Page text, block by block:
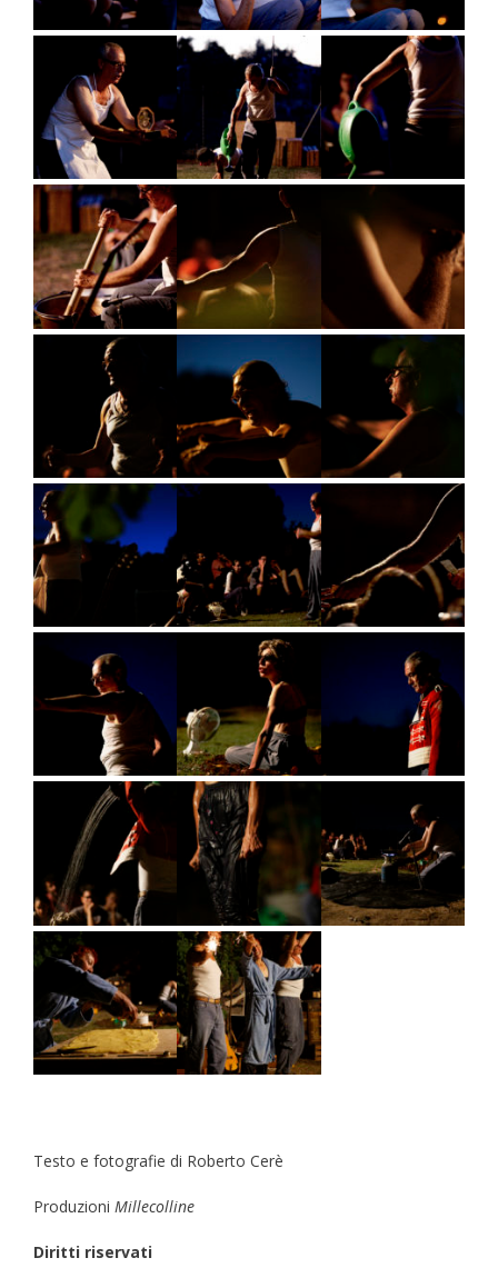
Testo e fotografie di Roberto Cerè
Produzioni Millecolline
Diritti riservati